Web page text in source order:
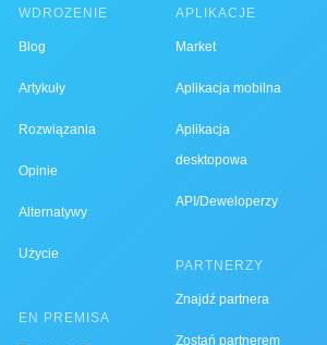
WDROŻENIE
Blog
Artykuły
Rozwiązania
Opinie
Alternatywy
Użycie
EN PREMISA
APLIKACJE
Market
Aplikacja mobilna
Aplikacja
desktopowa
API/Deweloperzy
PARTNERZY
Znajdź partnera
Zostań partnerem